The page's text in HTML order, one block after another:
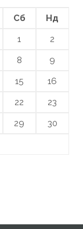
Сб
Нд
1
2
8
9
15
16
22
23
29
30